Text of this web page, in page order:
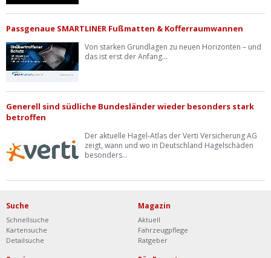
Passgenaue SMARTLINER Fußmatten & Kofferraumwannen
Von starken Grundlagen zu neuen Horizonten – und
das ist erst der Anfang...
Generell sind südliche Bundesländer wieder besonders stark
betroffen
Der aktuelle Hagel-Atlas der Verti Versicherung AG
zeigt, wann und wo in Deutschland Hagelschäden
besonders...
Suche
Schnellsuche
Kartensuche
Detailsuche
Magazin
Aktuell
Fahrzeugpflege
Ratgeber